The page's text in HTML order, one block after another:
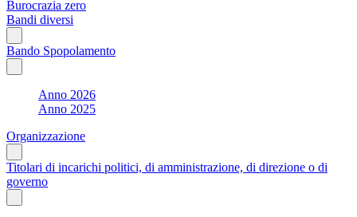
Burocrazia zero
Bandi diversi
Bando Spopolamento
Anno 2026
Anno 2025
Organizzazione
Titolari di incarichi politici, di amministrazione, di direzione o di
governo